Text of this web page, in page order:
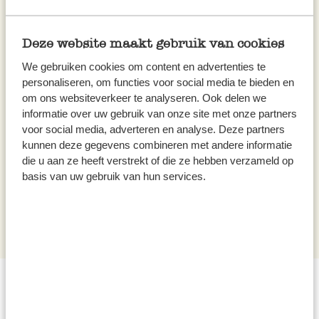
Deze website maakt gebruik van cookies
We gebruiken cookies om content en advertenties te
personaliseren, om functies voor social media te bieden en
om ons websiteverkeer te analyseren. Ook delen we
informatie over uw gebruik van onze site met onze partners
voor social media, adverteren en analyse. Deze partners
kunnen deze gegevens combineren met andere informatie
die u aan ze heeft verstrekt of die ze hebben verzameld op
basis van uw gebruik van hun services.
Maatlepel voor één kopje
thee, roestvrij staal
3,50
Niet op voorraad